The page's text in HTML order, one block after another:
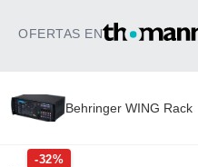
OFERTAS EN
Behringer WING Rack
-32%